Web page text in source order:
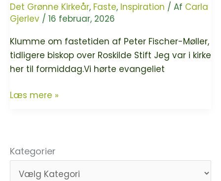
Det Grønne Kirkeår, Faste, Inspiration / Af Carla
Gjerlev / 16 februar, 2026
Klumme om fastetiden af Peter Fischer-Møller,
tidligere biskop over Roskilde Stift Jeg var i kirke
her til formiddag.Vi hørte evangeliet
Mindre
Læs mere »
Kategorier